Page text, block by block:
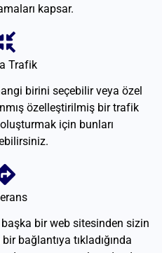
kapsar.
Trafik
birini seçebilir veya özel
özelleştirilmiş bir trafik
için bunları
bir web sitesinden sizin
bağlantıya tıkladığında